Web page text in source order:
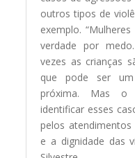
outros tipos de
exemplo.
verdade por
vezes as crianças
que pode ser
próxima. Mas o
identificar esses
pelos
e a dignidade das